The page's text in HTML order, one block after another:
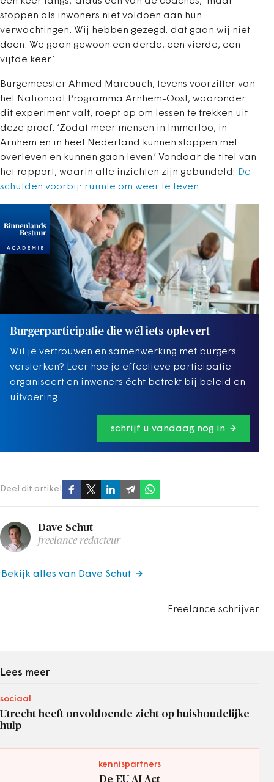
stoppen als inwoners niet voldoen aan hun
verwachtingen. Wij hebben gezegd: dat gaan wij niet
doen. We gaan gewoon een derde, een vierde, een
vijfde keer.’
Burgemeester Ahmed Marcouch, tevens voorzitter van
het Nationaal Programma Arnhem-Oost, waaronder
dit experiment valt, roept op om lessen te trekken uit
deze proef. ‘Zodat meer mensen in Immerloo, in
Arnhem en in heel Nederland kunnen stoppen met
overleven en kunnen gaan leven.’ Vandaar de titel van
het rapport, waarin alle inzichten zijn gebundeld: De
schulden voorbij: ruimte om weer te leven.
Burgerparticipatie die wél iets oplevert
Wil je vertrouwen en samenwerking met burgers
versterken? Leer hoe je effectieve participatie
organiseert en inwoners écht betrekt bij beleid en
uitvoering.
schrijf u vandaag nog in
Deel dit artikel
Dave Schut
freelance redacteur
Freelance schrijver
Bekijk alles van Dave Schut
Lees meer
sociaal
Utrecht heeft onvoldoende zicht op huishoudelijke
hulp
kennispartners
De EU AI Act